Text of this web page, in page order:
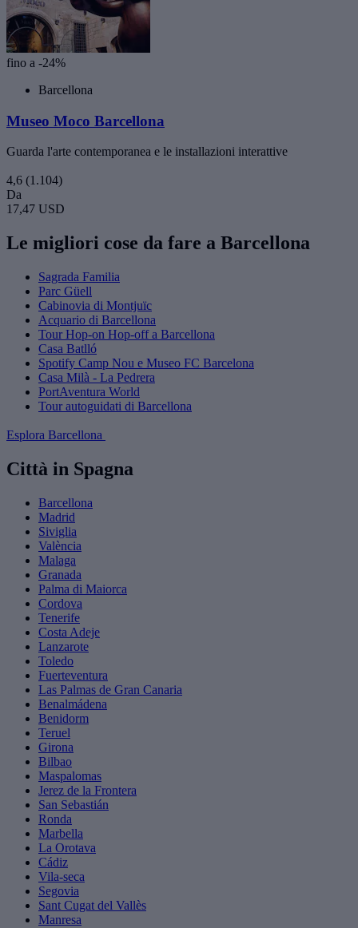
fino a -24%
Barcellona
Museo Moco Barcellona
Guarda l'arte contemporanea e le installazioni interattive
4,6 (1.104)
Da
17,47 USD
Le migliori cose da fare a Barcellona
Sagrada Familia
Parc Güell
Cabinovia di Montjuïc
Acquario di Barcellona
Tour Hop-on Hop-off a Barcellona
Casa Batlló
Spotify Camp Nou e Museo FC Barcelona
Casa Milà - La Pedrera
PortAventura World
Tour autoguidati di Barcellona
Esplora Barcellona
Città in Spagna
Barcellona
Madrid
Siviglia
València
Malaga
Granada
Palma di Maiorca
Cordova
Tenerife
Costa Adeje
Lanzarote
Toledo
Fuerteventura
Las Palmas de Gran Canaria
Benalmádena
Benidorm
Teruel
Girona
Bilbao
Maspalomas
Jerez de la Frontera
San Sebastián
Ronda
Marbella
La Orotava
Cádiz
Vila-seca
Segovia
Sant Cugat del Vallès
Manresa